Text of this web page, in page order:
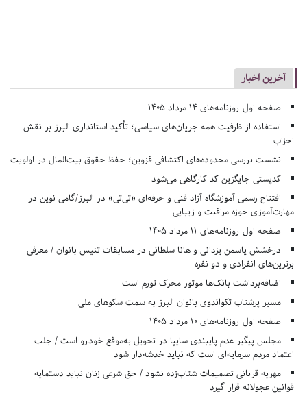
آخرین اخبار
صفحه اول روزنامه‌های 14 مرداد 1405
استفاده از ظرفیت همه جریان‌های سیاسی؛ تأکید استانداری البرز بر نقش
احزاب
نشست بررسی محدوده‌های اکتشافی قزوین؛ حفظ حقوق بیت‌المال در اولویت
کدپستی جایگزین کد کارگاهی می‌شود
افتتاح رسمی آموزشگاه آزاد فنی و حرفه‌ای «تی‌تی» در البرز/گامی نوین در
مهارت‌آموزی حوزه مراقبت و زیبایی
صفحه اول روزنامه‌های 11 مرداد 1405
درخشش یاسمن یزدانی و هانا سلطانی در مسابقات تنیس بانوان / معرفی
برترین‌های انفرادی و دو نفره
اضافه‌برداشت بانک‌ها موتور محرک تورم است
مسیر پرشتاب تکواندوی بانوان البرز به سمت سکوهای ملی
صفحه اول روزنامه‌های 10 مرداد 1405
مجلس پیگیر عدم پایبندی سایپا در تحویل به‌موقع خودرو است / جلب
اعتماد مردم سرمایه‌ای است که نباید خدشه‌دار شود
مهریه قربانی تصمیمات شتاب‌زده نشود / حق شرعی زنان نباید دستمایه
قوانین عجولانه قرار گیرد